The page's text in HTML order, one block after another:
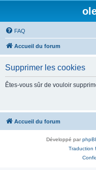
FAQ
Accueil du forum
Supprimer les cookies
Êtes-vous sûr de vouloir
Accueil du forum
Développé par
Traduction